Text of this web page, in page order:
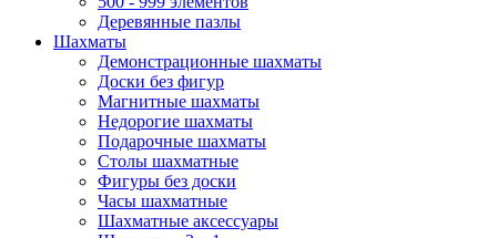
Деревянные пазлы
Шахматы
Демонстрационные шахматы
Доски без фигур
Магнитные шахматы
Недорогие шахматы
Подарочные шахматы
Столы шахматные
Фигуры без доски
Часы шахматные
Шахматные аксессуары